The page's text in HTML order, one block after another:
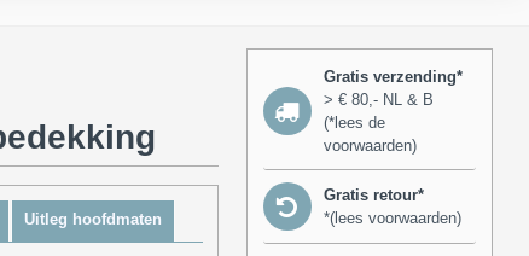
Uitleg hoofdmaten
Gratis verzending*
> € 80,- NL & B
(*lees de
voorwaarden)
Gratis retour*
*(lees voorwaarden)